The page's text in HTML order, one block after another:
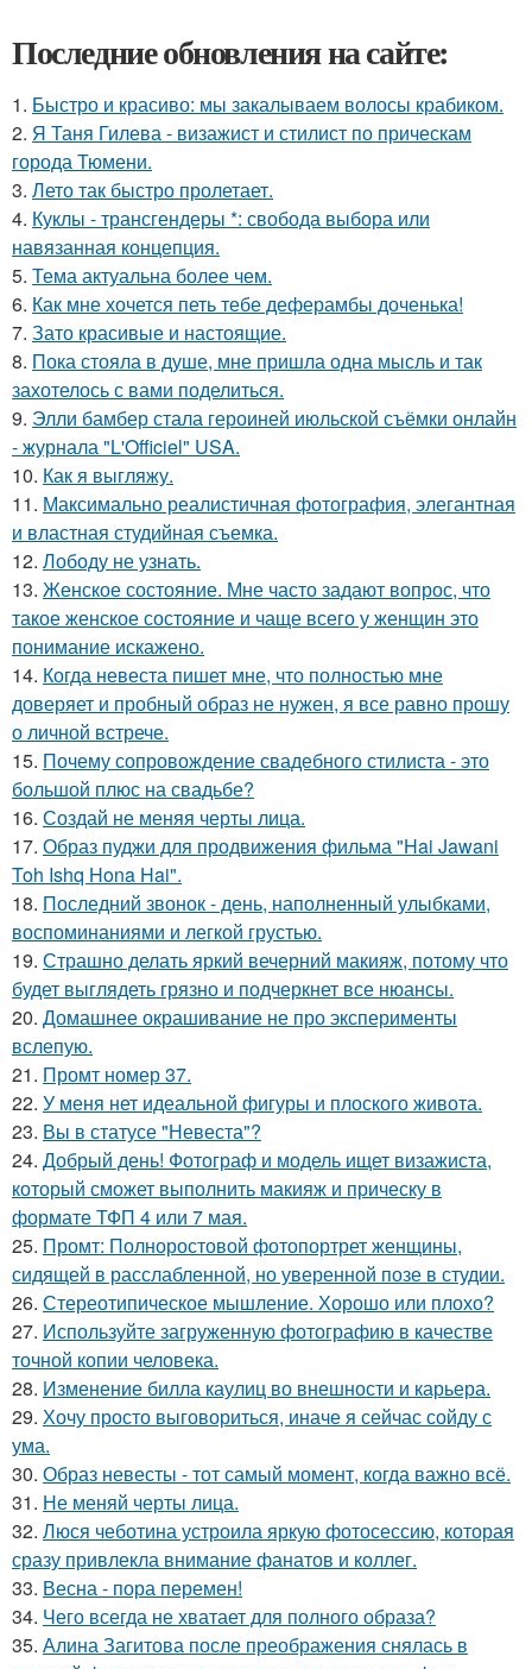
Последние обновления на сайте:
1. Быстро и красиво: мы закалываем волосы крабиком.
2. Я Таня Гилева - визажист и стилист по прическам
города Тюмени.
3. Лето так быстро пролетает.
4. Куклы - трансгендеры *: свобода выбора или
навязанная концепция.
5. Тема актуальна более чем.
6. Как мне хочется петь тебе деферамбы доченька!
7. Зато красивые и настоящие.
8. Пока стояла в душе, мне пришла одна мысль и так
захотелось с вами поделиться.
9. Элли бамбер стала героиней июльской съёмки онлайн
- журнала "L'Officiel" USA.
10. Как я выгляжу.
11. Максимально реалистичная фотография, элегантная
и властная студийная съемка.
12. Лободу не узнать.
13. Женское состояние. Мне часто задают вопрос, что
такое женское состояние и чаще всего у женщин это
понимание искажено.
14. Когда невеста пишет мне, что полностью мне
доверяет и пробный образ не нужен, я все равно прошу
о личной встрече.
15. Почему сопровождение свадебного стилиста - это
большой плюс на свадьбе?
16. Создай не меняя черты лица.
17. Образ пуджи для продвижения фильма "Hai Jawani
Toh Ishq Hona Hai".
18. Последний звонок - день, наполненный улыбками,
воспоминаниями и легкой грустью.
19. Страшно делать яркий вечерний макияж, потому что
будет выглядеть грязно и подчеркнет все нюансы.
20. Домашнее окрашивание не про эксперименты
вслепую.
21. Промт номер 37.
22. У меня нет идеальной фигуры и плоского живота.
23. Вы в статусе "Невеста"?
24. Добрый день! Фотограф и модель ищет визажиста,
который сможет выполнить макияж и прическу в
формате ТФП 4 или 7 мая.
25. Промт: Полноростовой фотопортрет женщины,
сидящей в расслабленной, но уверенной позе в студии.
26. Стереотипическое мышление. Хорошо или плохо?
27. Используйте загруженную фотографию в качестве
точной копии человека.
28. Изменение билла каулиц во внешности и карьера.
29. Хочу просто выговориться, иначе я сейчас сойду с
ума.
30. Образ невесты - тот самый момент, когда важно всё.
31. Не меняй черты лица.
32. Люся чеботина устроила яркую фотосессию, которая
сразу привлекла внимание фанатов и коллег.
33. Весна - пора перемен!
34. Чего всегда не хватает для полного образа?
35. Алина Загитова после преображения снялась в